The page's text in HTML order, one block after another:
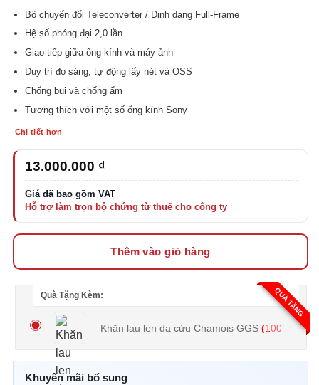
đánh giá
Bộ chuyển đổi Teleconverter / Định dạng Full-Frame
Hệ số phóng đại 2,0 lần
Giao tiếp giữa ống kính và máy ảnh
Duy trì đo sáng, tự động lấy nét và OSS
Chống bụi và chống ẩm
Tương thích với một số ống kính Sony
Chi tiết hơn
13.000.000 ₫
Thêm vào giỏ hàng
QUÀ TẶNG
Quà Tặng Kèm:
Khăn lau len da cừu Chamois GGS
(100.000₫
Khuyến mãi bổ sung